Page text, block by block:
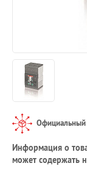
Официальный
Информация о
может содержать